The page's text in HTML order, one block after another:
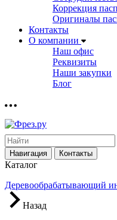
Коррекция
Оригиналы
Контакты
О компании
Наш офис
Реквизиты
Наши закупки
Блог
Навигация Контакты
Каталог
Деревообрабатывающий
Назад